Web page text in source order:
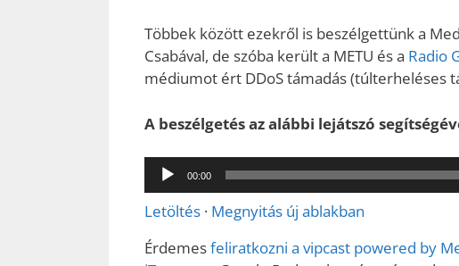
Többek között ezekről is beszélgettünk a
Csabával, de szóba került a METU és a Radio
médiumot ért DDoS támadás (túlterheléses
A beszélgetés az alábbi lejátszó
Audió
lejátszó
00:00
Letöltés · Megnyitás új ablakban
Érdemesfeliratkozni a vipcast powered by